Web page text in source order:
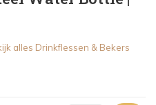
alles Drinkflessen & Bekers